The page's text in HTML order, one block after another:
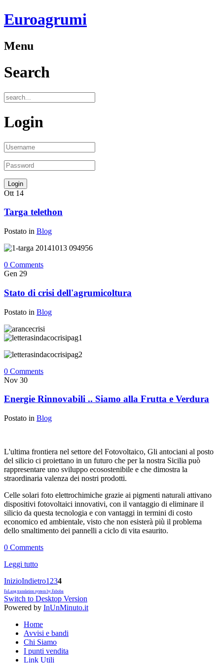
Euroagrumi
Menu
Search
Login
Ott 14
Targa telethon
Postato in Blog
0 Comments
Gen 29
Stato di crisi dell'agrumicoltura
Postato in Blog
0 Comments
Nov 30
Energie Rinnovabili .. Siamo alla Frutta e Verdura
Postato in Blog
L'ultima frontiera nel settore del Fotovoltaico, Gli antociani al posto
del silicio ci proiettano in un futuro che per la nostra Sicilia può
rappresentare uno sviluppo ecosostenibile e che dimostra la
straordinaria valenza dei nostri prodotti.
Celle solari foto elettrochimiche grazie ai pigmenti naturali attivano
dispositivi fotovoltaici innovativi, con il vantaggio di eliminare il
silicio da questa tecnologia e con vantaggi in termini di costo
economico ed ambientale, visto che non esisterà più il problema
dello smaltimento dei pannelli a ciclo di vita esaurito.
0 Comments
Leggi tutto
InizioIndietro1 234
FaLang translation system by Faboba
Switch to Desktop Version
Powered by InUnMinuto.it
Home
Avvisi e bandi
Chi Siamo
I punti vendita
Link Utili